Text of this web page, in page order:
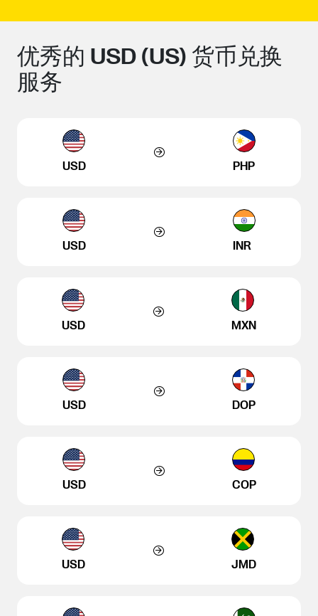
优秀的 USD (US) 货币兑换
服务
USD PHP
USD INR
USD MXN
USD DOP
USD COP
USD JMD